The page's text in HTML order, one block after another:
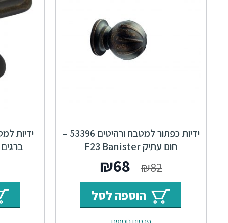
ידיות כפתור למטבח ורהיטים 53396 –
חום עתיק F23 Banister
₪82
המחיר
המקורי
היה:
₪68
הנוכחי
הוא:
הוספה לסל